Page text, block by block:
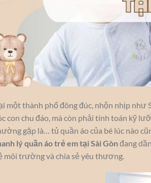
một thành phố đông đúc, nhộn nhịp như
con chu đáo, mà còn phải tính toán kỹ
gặp là… tủ quần áo của bé lúc nào
lý quần áo trẻ em tại Sài Gònđang
môi trường và chia sẻ yêu thương.